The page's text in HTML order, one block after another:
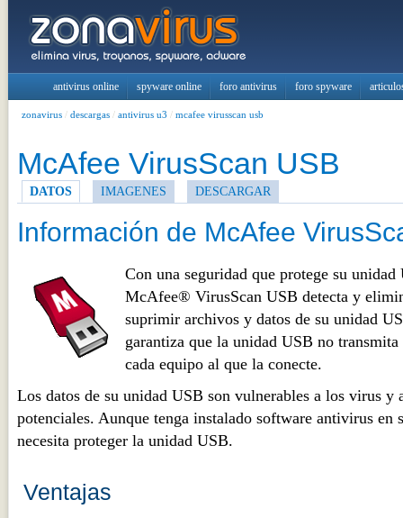
antivirus online spyware online foro antivirus foro spyware
zonavirus / descargas / antivirus u3 / mcafee virusscan usb
McAfee VirusScan USB
DATOS IMAGENES DESCARGAR
Información de McAfee
Con una seguridad que protege su
McAfee® VirusScan USB detecta y
suprimir archivos y datos de su unidad
garantiza que la unidad USB no
cada equipo al que la conecte.
Los datos de su unidad USB son vulnerables a los virus y
potenciales. Aunque tenga instalado software antivirus en
necesita proteger la unidad USB.
Ventajas